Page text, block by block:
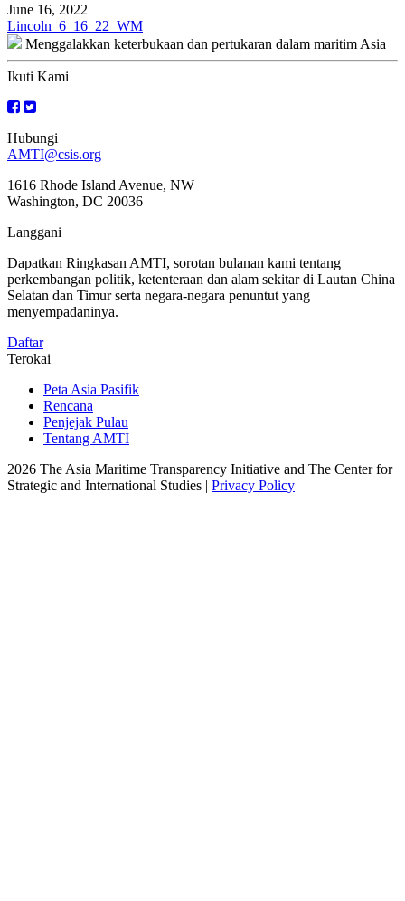
June 16, 2022
Navigasi
kiriman
Lincoln_6_16_22_WM
Menggalakkan keterbukaan dan pertukaran dalam maritim Asia
Ikuti Kami
Hubungi
AMTI@csis.org
1616 Rhode Island Avenue, NW
Washington, DC 20036
Langgani
Dapatkan Ringkasan AMTI, sorotan bulanan kami tentang
perkembangan politik, ketenteraan dan alam sekitar di Lautan China
Selatan dan Timur serta negara-negara penuntut yang
menyempadaninya.
Daftar
Terokai
Peta Asia Pasifik
Rencana
Penjejak Pulau
Tentang AMTI
2026 The Asia Maritime Transparency Initiative and The Center for
Strategic and International Studies | Privacy Policy